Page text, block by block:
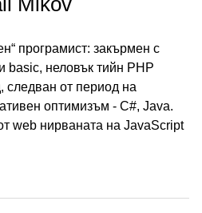
програмист: закърмен с
basic, неловък тийн PHP
следван от период на
оптимизъм - C#, Java.
web нирваната на JavaScript